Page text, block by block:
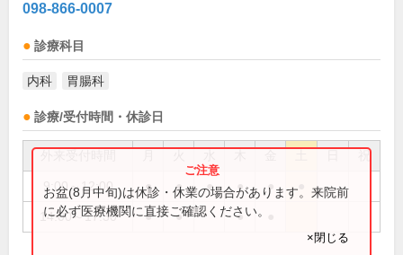
098-866-0007
診療科目
内科 胃腸科
診療/受付時間・休診日
祝
9:00～12:00 ● ● ● ● ●
14:00～17:30 ● ● ●
お盆(8月中旬)は休診・休業の場合があります。来院前
に必ず医療機関に直接ご確認ください。
×閉じる